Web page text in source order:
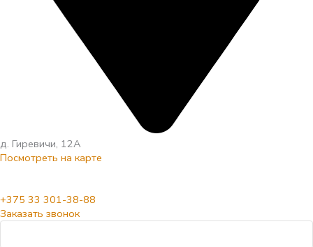
д. Гиревичи, 12А
Посмотреть на карте
+375 33 301-38-88
Заказать звонок